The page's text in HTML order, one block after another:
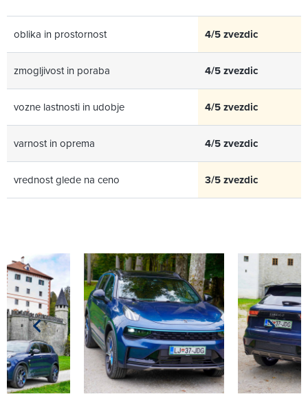
oblika in prostornost 4/5 zvezdic
zmogljivost in poraba 4/5 zvezdic
vozne lastnosti in udobje 4/5 zvezdic
varnost in oprema 4/5 zvezdic
vrednost glede na ceno 3/5 zvezdic